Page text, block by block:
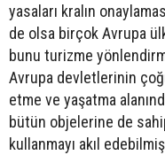
yasaları kralın
de olsa birçok Avrupa
bunu turizme
Avrupa devletlerinin
etme ve yaşatma
bütün objelerine de
kullanmayı akıl